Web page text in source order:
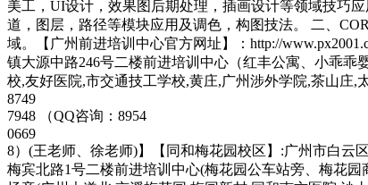
美工，UI设计，效果图后期处理，插画设计等领域技巧
道，图层，路径等模块应用及调色，构图技法。 二、
域。【广州前进培训中心官方网址】：http://
镇大源中路246号二楼前进培训中心（红丰公寓、小乖
校,友好医院,市交通技工学校,黄庄,广州涉外学院,茶山庄,
8749
7948 （QQ咨询：8954
0669
8）(王老师、徐老师)】【同和梅花园校区】:广州市白云
梅宾北路1号二楼前进培训中心(梅花园公车站旁、梅花